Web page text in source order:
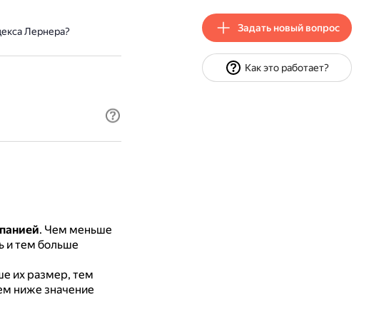
Лернера?
. Чем меньше
и тем больше
их размер, тем
ниже значение
Задать новый вопрос
Как это работает?